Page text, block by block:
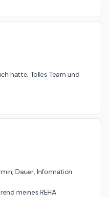
hatte. Tolles Team und
Dauer, Information
meines REHA